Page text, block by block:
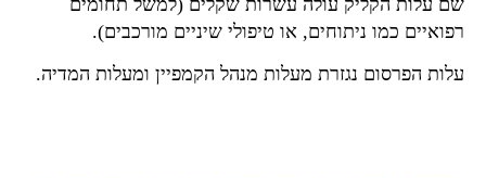
שם עלות הקליק עולה עשרות שקלים (למשל תחומים
רפואיים כמו ניתוחים, או טיפולי שיניים מורכבים).
עלות הפרסום נגזרת מעלות מנהל הקמפיין ומעלות המדיה.